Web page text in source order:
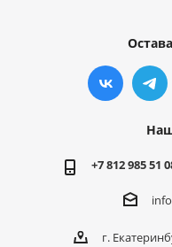
+7 812 985 51
г.